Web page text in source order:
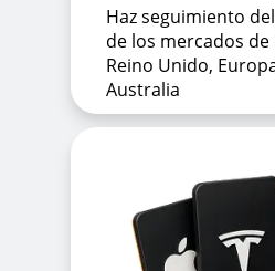
Haz seguimiento
de los mercados de
Reino Unido,
Australia